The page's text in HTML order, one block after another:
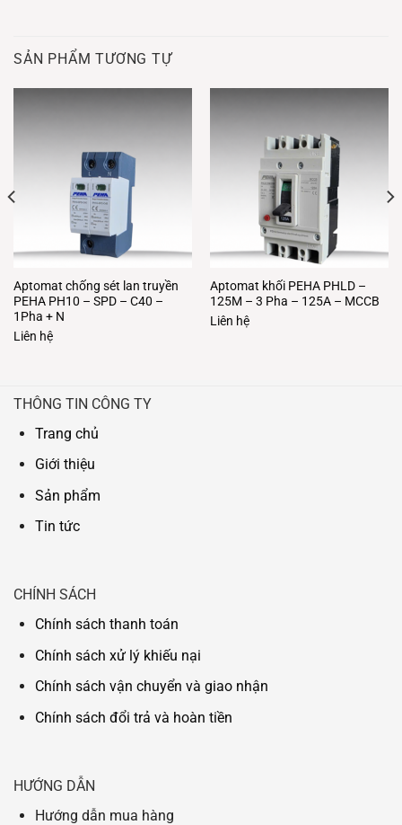
SẢN PHẨM TƯƠNG TỰ
Aptomat chống sét lan truyền
PEHA PH10 – SPD – C40 –
1Pha + N
Liên hệ
Aptomat khối PEHA PHLD –
125M – 3 Pha – 125A – MCCB
Liên hệ
THÔNG TIN CÔNG TY
Trang chủ
Giới thiệu
Sản phẩm
Tin tức
CHÍNH SÁCH
Chính sách thanh toán
Chính sách xử lý khiếu nại
Chính sách vận chuyển và giao nhận
Chính sách đổi trả và hoàn tiền
HƯỚNG DẪN
Hướng dẫn mua hàng